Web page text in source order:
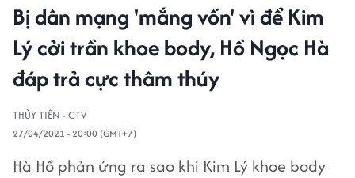
Bị dân mạng 'mắng vốn' vì để Kim
Lý cởi trần khoe body, Hồ Ngọc Hà
đáp trả cực thâm thúy
THỦY TIÊN - CTV
27/04/2021 - 20:00 (GMT+7)
Hà Hồ phản ứng ra sao khi Kim Lý khoe body